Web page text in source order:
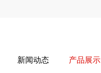
新闻动态 产品展示